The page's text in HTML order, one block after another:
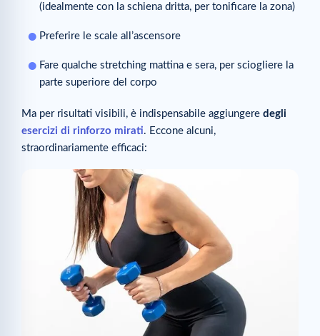
(idealmente con la schiena dritta, per tonificare la zona)
Preferire le scale all’ascensore
Fare qualche stretching mattina e sera, per sciogliere la
parte superiore del corpo
Ma per risultati visibili, è indispensabile aggiungere degli
esercizi di rinforzo mirati. Eccone alcuni,
straordinariamente efficaci: